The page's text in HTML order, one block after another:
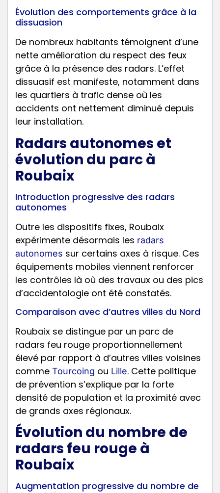
Évolution des comportements grâce à la
dissuasion
De nombreux habitants témoignent d’une
nette amélioration du respect des feux
grâce à la présence des radars. L’effet
dissuasif est manifeste, notamment dans
les quartiers à trafic dense où les
accidents ont nettement diminué depuis
leur installation.
Radars autonomes et
évolution du parc à
Roubaix
Introduction progressive des radars
autonomes
Outre les dispositifs fixes, Roubaix
expérimente désormais les radars
autonomes sur certains axes à risque. Ces
équipements mobiles viennent renforcer
les contrôles là où des travaux ou des pics
d’accidentologie ont été constatés.
Comparaison avec d’autres villes du Nord
Roubaix se distingue par un parc de
radars feu rouge proportionnellement
élevé par rapport à d’autres villes voisines
comme Tourcoing ou Lille. Cette politique
de prévention s’explique par la forte
densité de population et la proximité avec
de grands axes régionaux.
Évolution du nombre de
radars feu rouge à
Roubaix
Augmentation progressive du nombre de